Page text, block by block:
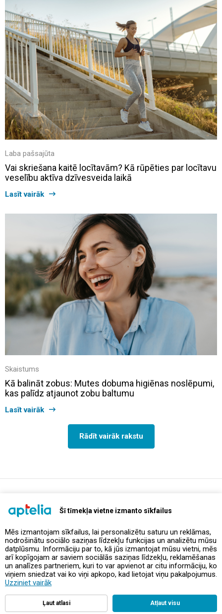
Šī tīmekļa vietne izmanto sīkfailus
Mēs izmantojam sīkfailus, lai personalizētu saturu un reklāmas,
nodrošinātu sociālo saziņas līdzekļu funkcijas un analizētu mūsu
datplūsmu. Informāciju par to, kā jūs izmantojat mūsu vietni, mēs
arī kopīgojam ar saviem sociālās saziņas līdzekļu, reklamēšanas
un analīzes partneriem, kuri to var apvienot ar citu informāciju, ko
viņiem sniedzat vai ko viņi apkopo, kad lietojat viņu pakalpojumus.
Uzziniet vairāk
Ļaut atlasi Atļaut visu
Laba pašsajūta
Vai skriešana kaitē locītavām? Kā rūpēties par locītavu
veselību aktīva dzīvesveida laikā
Lasīt vairāk
Skaistums
Kā balināt zobus: Mutes dobuma higiēnas noslēpumi,
kas palīdz atjaunot zobu baltumu
Lasīt vairāk
Rādīt vairāk rakstu
Piedāvājumi un akcijas
Kontakti